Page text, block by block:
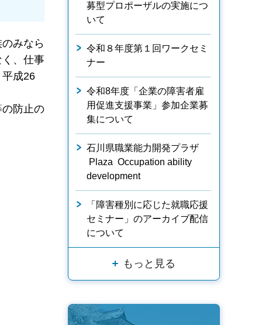
みなら
、仕事
成26
防止の
募型プロポーザルの実施につ
いて
令和８年度第１回ワークセミ
ナー
令和8年度「企業の障害者雇
用促進支援事業」参加企業募
集について
石川県職業能力開発プラザ
Plaza Occupation ability
development
「障害種別に応じた就職応援
セミナー」のアーカイブ配信
について
もっと見る